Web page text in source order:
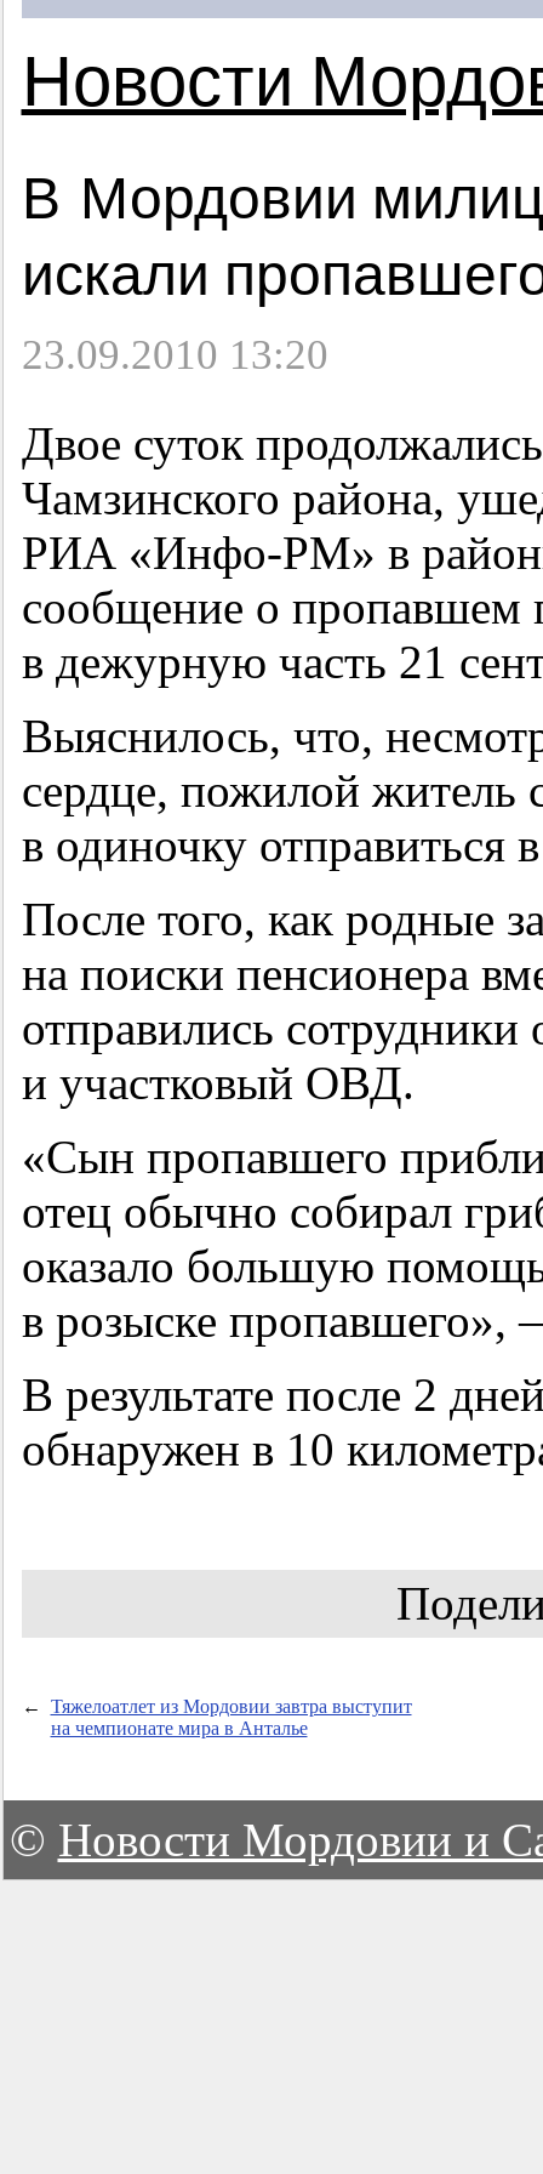
Новости
В Мордовии
искали
23.09.2010 13:20
Двое суток
Чамзинского района,
РИА «Инфо-РМ» в
сообщение о пропавшем
в дежурную часть 21
Выяснилось, что,
сердце, пожилой житель
в одиночку отправиться
После того, как родные
на поиски пенсионера
отправились сотрудники
и участковый ОВД.
«Сын пропавшего
отец обычно собирал
оказало большую
в розыске
В результате после 2
обнаружен в 10
←
Тяжелоатлет из Мордовии завтра выступит
на чемпионате мира в Анталье
© Новости Мордовии и